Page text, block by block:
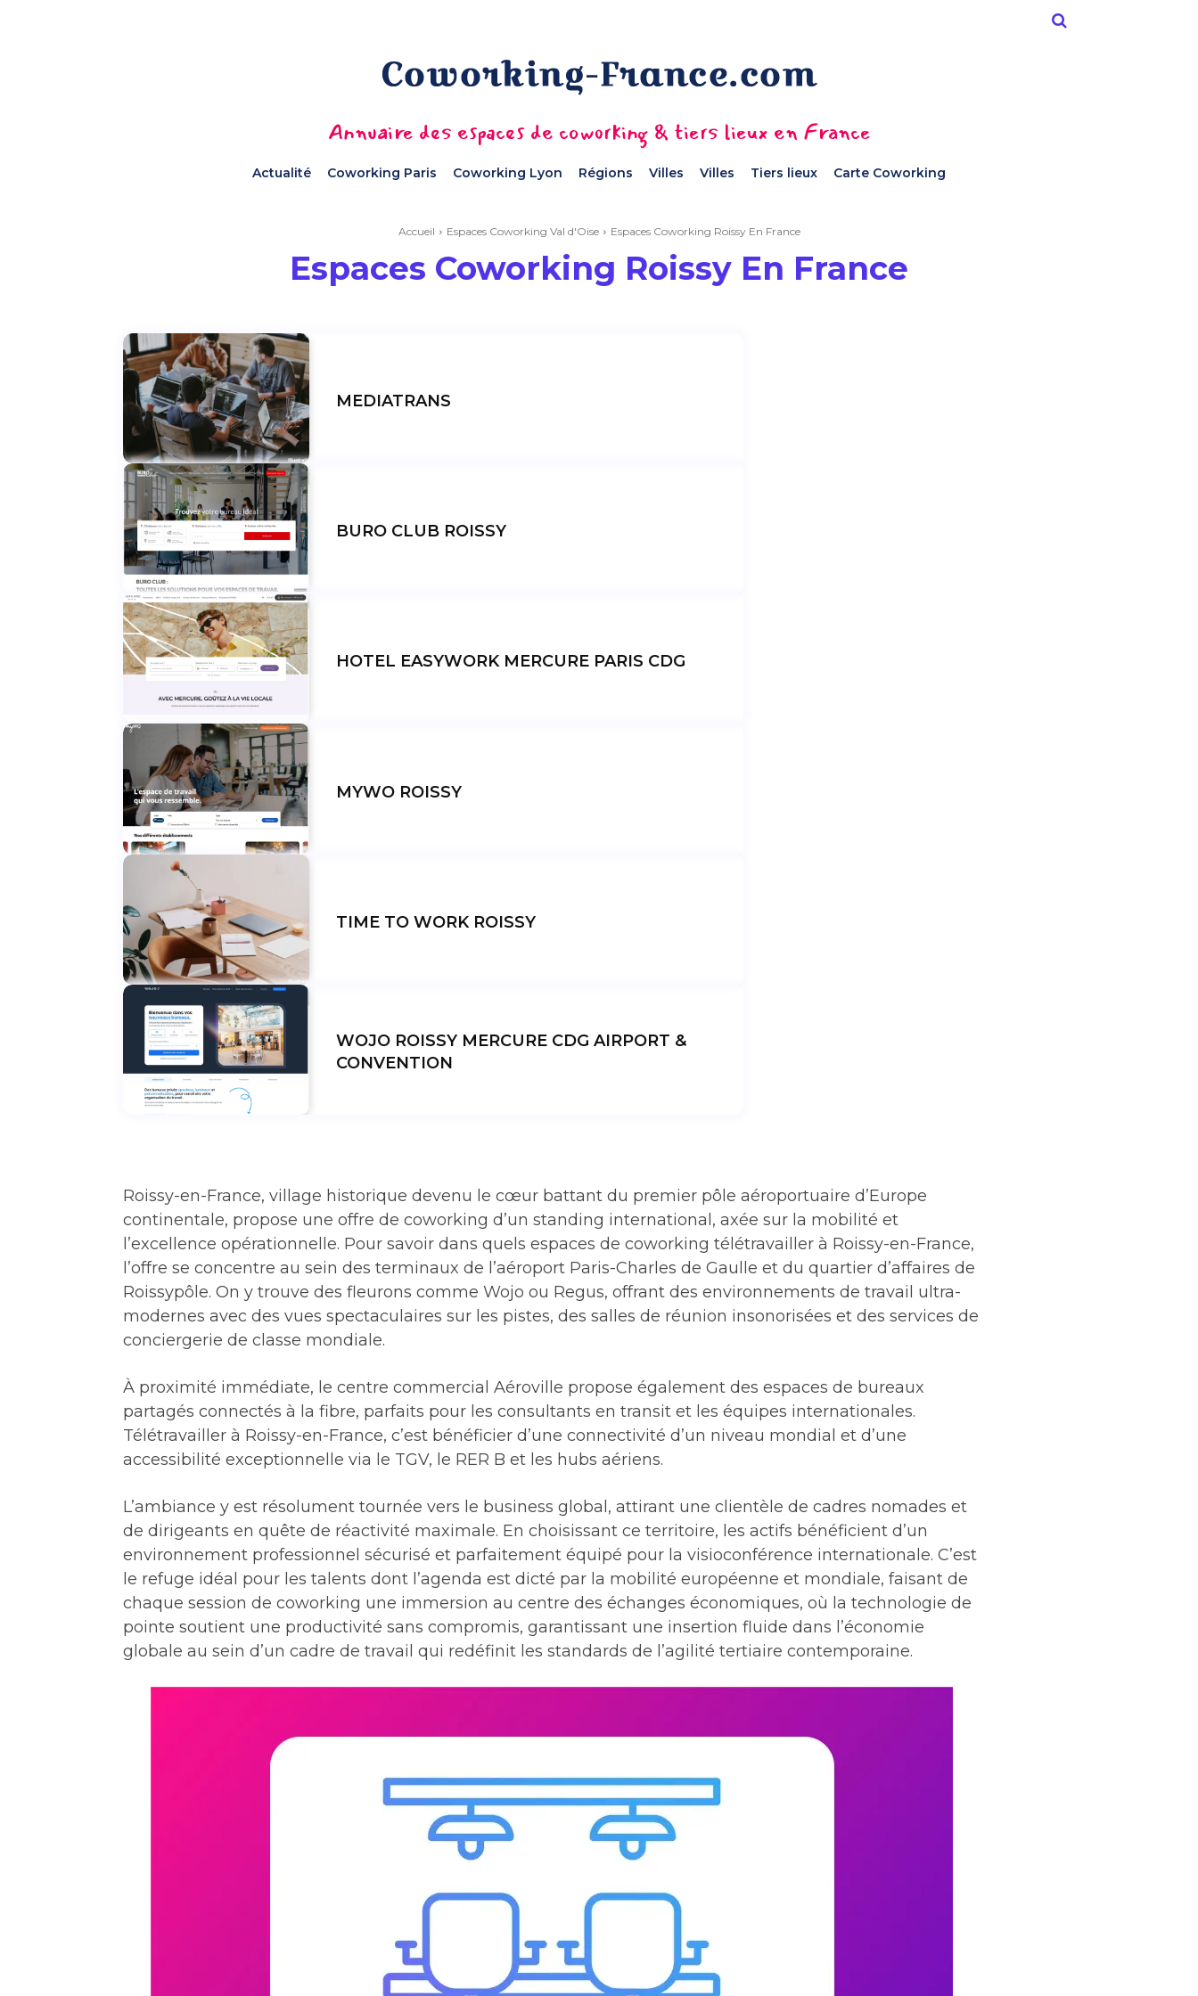
Annuaire des espaces de coworking & tiers lieux en France
Actualité Coworking Paris Coworking Lyon Régions Villes Villes Tiers lieux Carte Coworking
Accueil Espaces Coworking Val d'Oise Espaces Coworking Roissy En France
Espaces Coworking Roissy En France
MEDIATRANS
BURO CLUB ROISSY
HOTEL EASYWORK MERCURE PARIS CDG
MYWO ROISSY
TIME TO WORK ROISSY
WOJO ROISSY MERCURE CDG AIRPORT &
CONVENTION
Roissy-en-France, village historique devenu le cœur battant du premier pôle aéroportuaire d’Europe
continentale, propose une offre de coworking d’un standing international, axée sur la mobilité et
l’excellence opérationnelle. Pour savoir dans quels espaces de coworking télétravailler à Roissy-en-France,
l’offre se concentre au sein des terminaux de l’aéroport Paris-Charles de Gaulle et du quartier d’affaires de
Roissypôle. On y trouve des fleurons comme Wojo ou Regus, offrant des environnements de travail ultra-
modernes avec des vues spectaculaires sur les pistes, des salles de réunion insonorisées et des services de
conciergerie de classe mondiale.
À proximité immédiate, le centre commercial Aéroville propose également des espaces de bureaux
partagés connectés à la fibre, parfaits pour les consultants en transit et les équipes internationales.
Télétravailler à Roissy-en-France, c’est bénéficier d’une connectivité d’un niveau mondial et d’une
accessibilité exceptionnelle via le TGV, le RER B et les hubs aériens.
L’ambiance y est résolument tournée vers le business global, attirant une clientèle de cadres nomades et
de dirigeants en quête de réactivité maximale. En choisissant ce territoire, les actifs bénéficient d’un
environnement professionnel sécurisé et parfaitement équipé pour la visioconférence internationale. C’est
le refuge idéal pour les talents dont l’agenda est dicté par la mobilité européenne et mondiale, faisant de
chaque session de coworking une immersion au centre des échanges économiques, où la technologie de
pointe soutient une productivité sans compromis, garantissant une insertion fluide dans l’économie
globale au sein d’un cadre de travail qui redéfinit les standards de l’agilité tertiaire contemporaine.